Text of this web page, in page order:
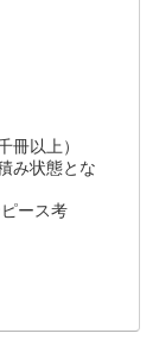
冊以上）
み状態とな
ース考